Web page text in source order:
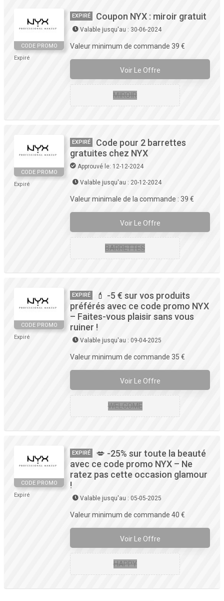
CODE PROMO
Expiré
EXPIRÉ Coupon NYX : miroir gratuit
Valable jusqu'au : 30-06-2024
Valeur minimum de commande 39 €
Voir Le Offre
MIROIR
CODE PROMO
Expiré
EXPIRÉ
Code pour 2 barrettes
gratuites chez NYX
Approuvé le: 12-12-2024
Valable jusqu'au : 20-12-2024
Valeur minimale de la commande : 39 €
Voir Le Offre
BARRETTES
CODE PROMO
Expiré
EXPIRÉ
💄 -5 € sur vos produits
préférés avec ce code promo NYX
– Faites-vous plaisir sans vous
ruiner !
Valable jusqu'au : 09-04-2025
Valeur minimum de commande 35 €
Voir Le Offre
WELCOME
CODE PROMO
Expiré
EXPIRÉ
💋 -25% sur toute la beauté
avec ce code promo NYX – Ne
ratez pas cette occasion glamour
!
Valable jusqu'au : 05-05-2025
Valeur minimum de commande 40 €
Voir Le Offre
HAPPY